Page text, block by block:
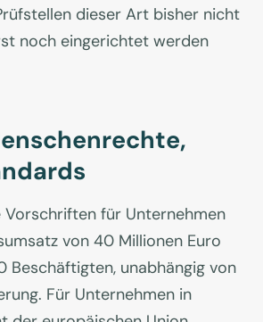
dieser Art bisher nicht
noch eingerichtet werden
Vorschriften für Unternehmen
von 40 Millionen Euro
Beschäftigten, unabhängig von
Für Unternehmen in